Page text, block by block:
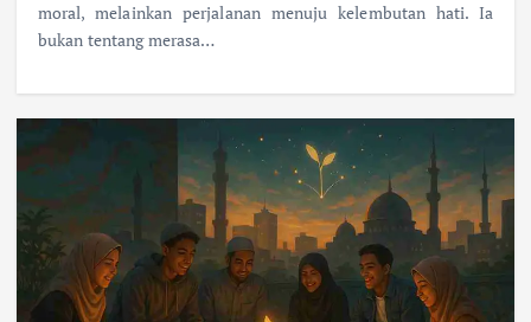
moral, melainkan perjalanan menuju kelembutan hati. Ia
bukan tentang merasa…